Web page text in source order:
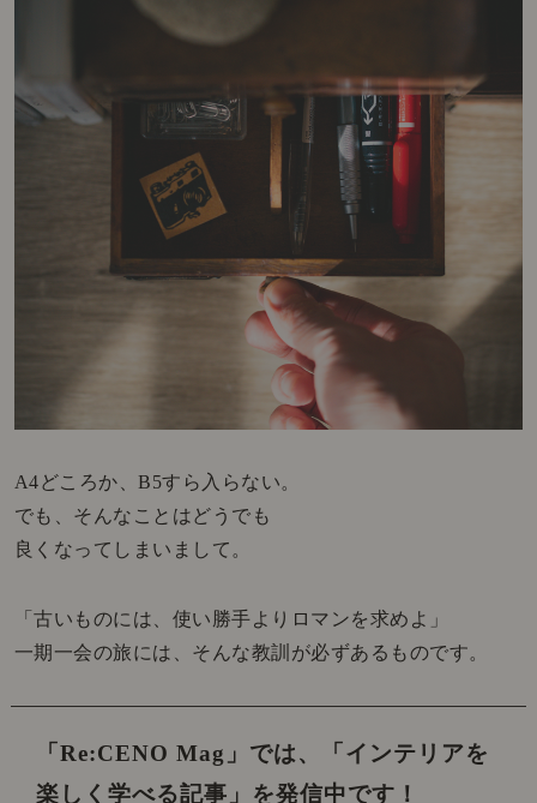
A4どころか、B5すら入らない。
でも、そんなことはどうでも
良くなってしまいまして。
「古いものには、使い勝手よりロマンを求めよ」
一期一会の旅には、そんな教訓が必ずあるものです。
「Re:CENO Mag」では、
「インテリアを
楽しく学べる記事」を発信中です！